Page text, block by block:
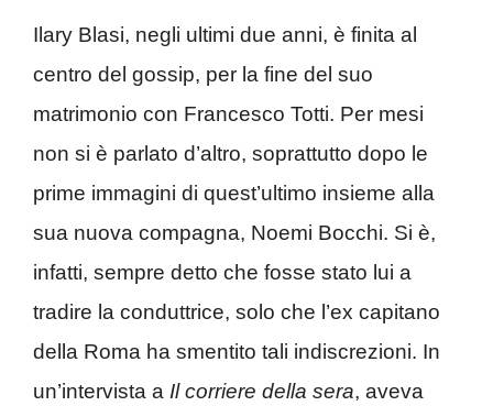
Ilary Blasi, negli ultimi due anni, è finita al
centro del gossip, per la fine del suo
matrimonio con Francesco Totti. Per mesi
non si è parlato d’altro, soprattutto dopo le
prime immagini di quest’ultimo insieme alla
sua nuova compagna, Noemi Bocchi. Si è,
infatti, sempre detto che fosse stato lui a
tradire la conduttrice, solo che l’ex capitano
della Roma ha smentito tali indiscrezioni. In
un’intervista a Il corriere della sera, aveva